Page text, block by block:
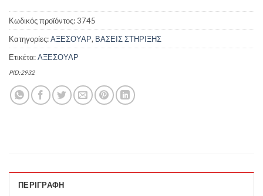
Κωδικός προϊόντος:3745
Κατηγορίες:ΑΞΕΣΟΥΑΡ, ΒΑΣΕΙΣ ΣΤΗΡΙΞΗΣ
Ετικέτα:ΑΞΕΣΟΥΑΡ
PID:2932
ΠΕΡΙΓΡΑΦΉ